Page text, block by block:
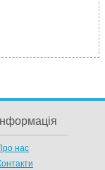
Інформація
нас